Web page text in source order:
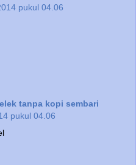
pukul 04.06
tanpa kopi sembari
pukul 04.06